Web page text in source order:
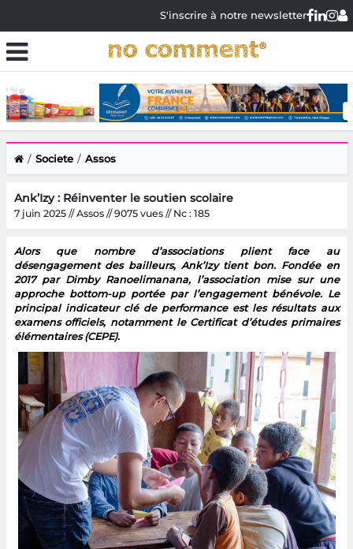
S'inscrire à notre newsletter
Societe Assos
Ank’Izy : Réinventer le soutien scolaire
7 juin 2025 // Assos // 9075 vues // Nc : 185
Alors que nombre d’associations plient face au
désengagement des bailleurs, Ank’Izy tient bon. Fondée en
2017 par Dimby Ranoelimanana, l’association mise sur une
approche bottom-up portée par l’engagement bénévole. Le
principal indicateur clé de performance est les résultats aux
examens officiels, notamment le Certificat d’études primaires
élémentaires (CEPE).